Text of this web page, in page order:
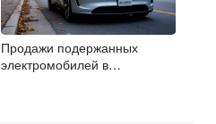
Продажи подержанных
электромобилей в